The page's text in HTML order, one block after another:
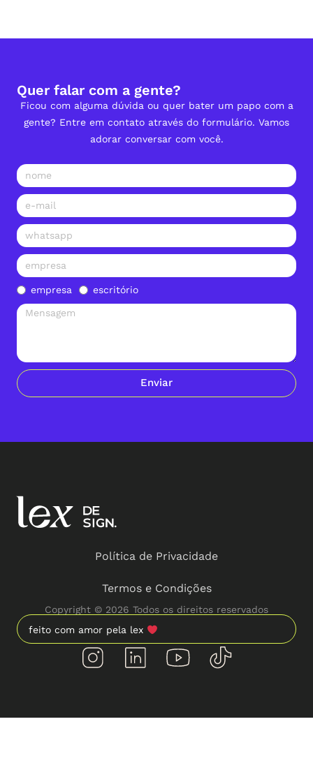
Quer falar com a gente?
Ficou com alguma dúvida ou quer bater um papo com a
gente? Entre em contato através do formulário. Vamos
adorar conversar com você.
empresa escritório
Enviar
Política de Privacidade
Termos e Condições
Copyright © 2026 Todos os direitos reservados
feito com amor pela lex